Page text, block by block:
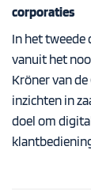
corporaties
In het tweede
vanuit het
Kröner van
inzichten in
doel om